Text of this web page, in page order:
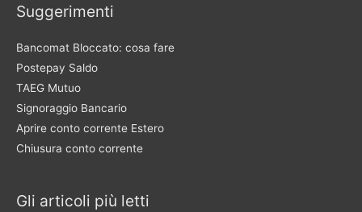
Suggerimenti
Bancomat Bloccato: cosa fare
Postepay Saldo
TAEG Mutuo
Signoraggio Bancario
Aprire conto corrente Estero
Chiusura conto corrente
Gli articoli più letti